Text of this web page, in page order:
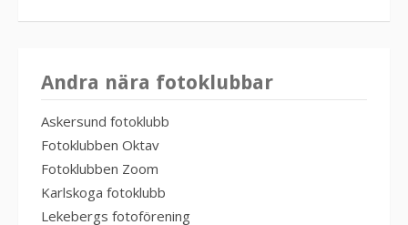
Andra nära fotoklubbar
Askersund fotoklubb
Fotoklubben Oktav
Fotoklubben Zoom
Karlskoga fotoklubb
Lekebergs fotoförening